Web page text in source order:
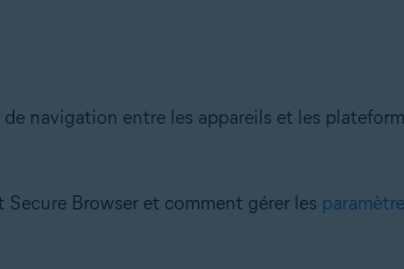
navigation entre les appareils et les
Secure Browser et comment gérer les